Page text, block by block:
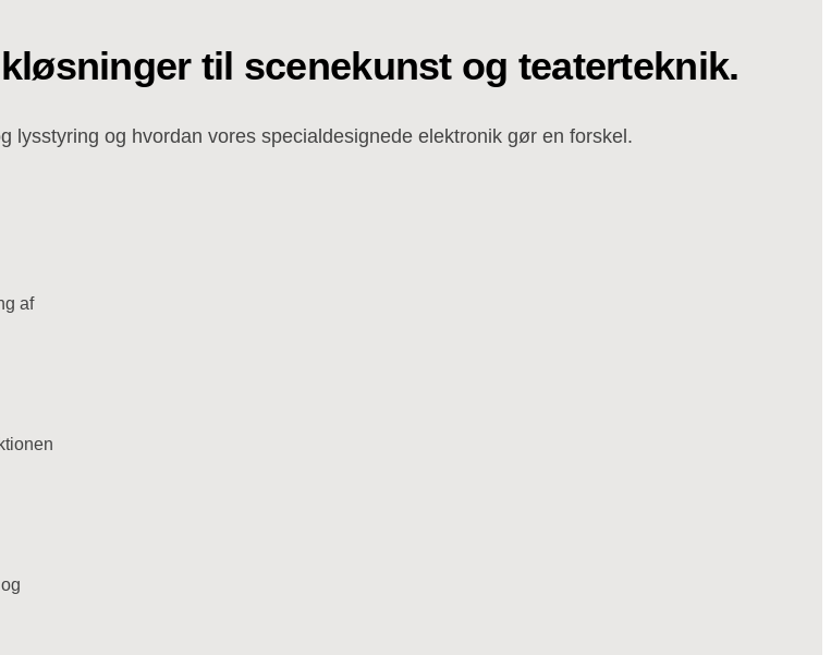
til scenekunst og teaterteknik.
og hvordan vores specialdesignede elektronik gør en forskel.
af